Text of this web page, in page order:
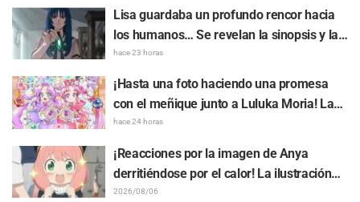
del "Cuerno del Dragón Oscuro" que
apareció en el episodio 1 de "Frieren: Más
allá del final del viaje"
Lisa guardaba un profundo rencor hacia
los humanos… Se revelan la sinopsis y las
primeras imágenes del episodio 6 del
anime “Goodbye, Lara”
hace 23 horas
¡Hasta una foto haciendo una promesa
con el meñique junto a Luluka Moria! La
publicación de Nao Tōyama, la actriz de
voz de "Star Detective Precure!", al asistir
al Dream Stage genera repercusión con
comentarios como "¡Es una doble Arcana!"
hace 24 horas
¡Reacciones por la imagen de Anya
derritiéndose por el calor! La ilustración
promocional de "SPY x FAMILY" provoca
2026/08/06